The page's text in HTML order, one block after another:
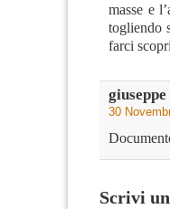
masse e
togliendo
farci
giuseppe
30
Scrivi